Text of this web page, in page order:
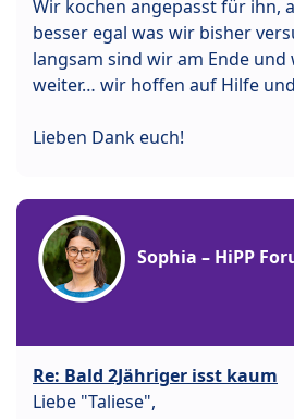
Wir kochen angepasst für ihn,
besser egal was wir bisher
langsam sind wir am Ende
weiter… wir hoffen auf Hilfe
Lieben Dank euch!
Sophia – HiPP
Re: Bald 2Jähriger isst kaum
Liebe "Taliese",